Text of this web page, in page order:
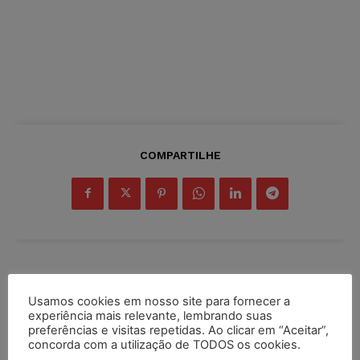
COMPARTILHE
Inscreva-se
Usamos cookies em nosso site para fornecer a
experiência mais relevante, lembrando suas
preferências e visitas repetidas. Ao clicar em “Aceitar”,
concorda com a utilização de TODOS os cookies.